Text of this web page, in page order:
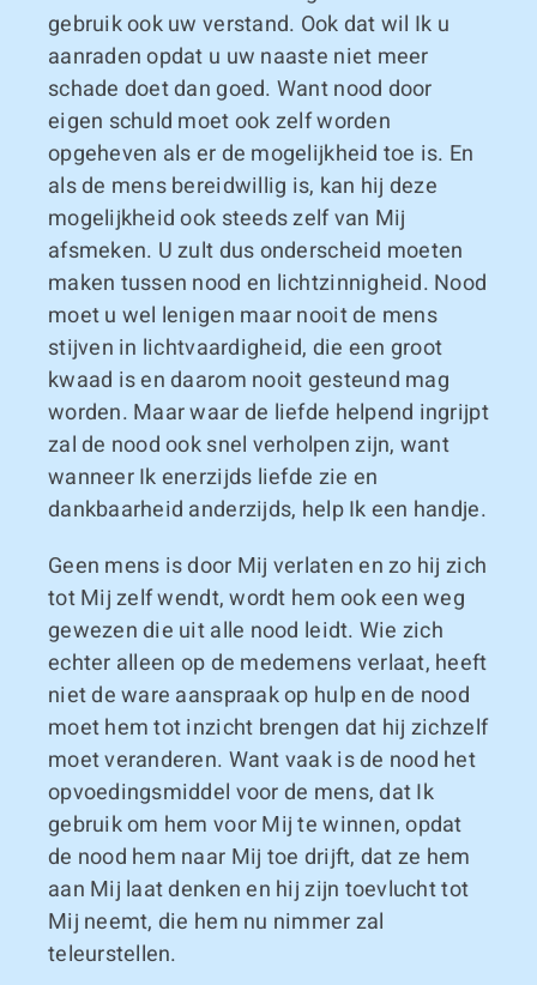
gebruik ook uw verstand. Ook dat wil Ik u
aanraden opdat u uw naaste niet meer
schade doet dan goed. Want nood door
eigen schuld moet ook zelf worden
opgeheven als er de mogelijkheid toe is. En
als de mens bereidwillig is, kan hij deze
mogelijkheid ook steeds zelf van Mij
afsmeken. U zult dus onderscheid moeten
maken tussen nood en lichtzinnigheid. Nood
moet u wel lenigen maar nooit de mens
stijven in lichtvaardigheid, die een groot
kwaad is en daarom nooit gesteund mag
worden. Maar waar de liefde helpend ingrijpt
zal de nood ook snel verholpen zijn, want
wanneer Ik enerzijds liefde zie en
dankbaarheid anderzijds, help Ik een handje.
Geen mens is door Mij verlaten en zo hij zich
tot Mij zelf wendt, wordt hem ook een weg
gewezen die uit alle nood leidt. Wie zich
echter alleen op de medemens verlaat, heeft
niet de ware aanspraak op hulp en de nood
moet hem tot inzicht brengen dat hij zichzelf
moet veranderen. Want vaak is de nood het
opvoedingsmiddel voor de mens, dat Ik
gebruik om hem voor Mij te winnen, opdat
de nood hem naar Mij toe drijft, dat ze hem
aan Mij laat denken en hij zijn toevlucht tot
Mij neemt, die hem nu nimmer zal
teleurstellen.